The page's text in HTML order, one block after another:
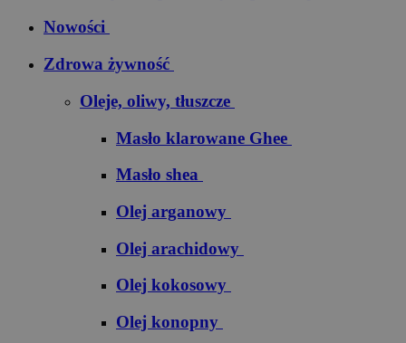
Nowości
Zdrowa żywność
Oleje, oliwy, tłuszcze
Masło klarowane Ghee
Masło shea
Olej arganowy
Olej arachidowy
Olej kokosowy
Olej konopny